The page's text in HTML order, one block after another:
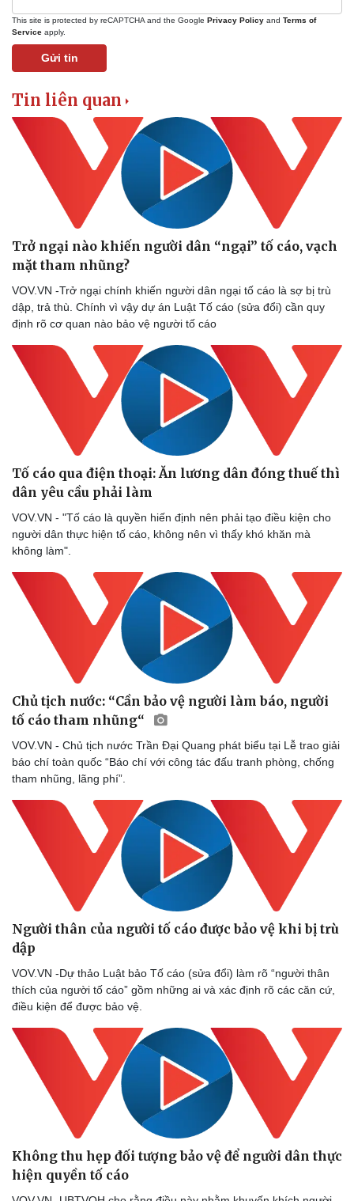
Doanh nghiệp
Thông tin doanh nghiệp
Doanh nghiệp 24h
Doanh nhân
Vì cộng đồng
Công nghệ
Sành điệu
Tin Công nghệ
Trải nghiệm
Chuyển đổi số
Sức khỏe
Dinh dưỡng - món ngon
Cây thuốc
Sản phụ khoa
Nhi khoa
Làm đẹp - giảm cân
Phòng mạch online
Ăn sạch sống khỏe
Đời sống
Blog
Tình yêu - Gia đình
This site is protected by reCAPTCHA and the Google Privacy Policy and Terms of
Service apply.
Gửi tin
Tin liên quan
Trở ngại nào khiến người dân “ngại” tố cáo, vạch
mặt tham nhũng?
VOV.VN -Trở ngại chính khiến người dân ngại tố cáo là sợ bị trù
dập, trả thù. Chính vì vậy dự án Luật Tố cáo (sửa đổi) cần quy
định rõ cơ quan nào bảo vệ người tố cáo
Tố cáo qua điện thoại: Ăn lương dân đóng thuế thì
dân yêu cầu phải làm
VOV.VN - "Tố cáo là quyền hiến định nên phải tạo điều kiện cho
người dân thực hiện tố cáo, không nên vì thấy khó khăn mà
không làm".
Chủ tịch nước: “Cần bảo vệ người làm báo, người
tố cáo tham nhũng“
VOV.VN - Chủ tịch nước Trần Đại Quang phát biểu tại Lễ trao giải
báo chí toàn quốc “Báo chí với công tác đấu tranh phòng, chống
tham nhũng, lãng phí”.
Người thân của người tố cáo được bảo vệ khi bị trù
dập
VOV.VN -Dự thảo Luật bảo Tố cáo (sửa đổi) làm rõ “người thân
thích của người tố cáo” gồm những ai và xác định rõ các căn cứ,
điều kiện để được bảo vệ.
Không thu hẹp đối tượng bảo vệ để người dân thực
hiện quyền tố cáo